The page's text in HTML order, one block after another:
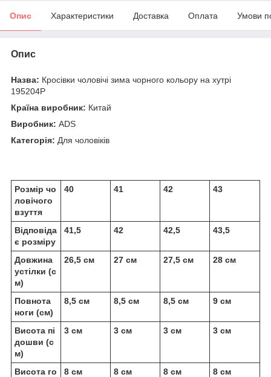
Опис Характеристики Доставка Оплата Умови
Опис
Назва: Кросівки чоловічі зима чорного кольору на хутрі
195204P
Країна виробник: Китай
Виробник: АDS
Категорія: Для чоловіків
Розмір чо
ловічого
взуття
40 41 42 43
Відповіда
є розміру
41,5 42 42,5 43,5
Довжина
устілки (с
м)
26,5 см 27 см 27,5 см 28 см
Повнота
ноги (см)
8,5 см 8,5 см 8,5 см 9 см
Висота пі
дошви (с
м)
3 см 3 см 3 см 3 см
Висота го
8 см 8 см 8 см 8 см